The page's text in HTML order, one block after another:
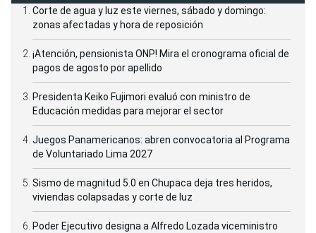
Corte de agua y luz este viernes, sábado y domingo:
zonas afectadas y hora de reposición
¡Atención, pensionista ONP! Mira el cronograma oficial de
pagos de agosto por apellido
Presidenta Keiko Fujimori evaluó con ministro de
Educación medidas para mejorar el sector
Juegos Panamericanos: abren convocatoria al Programa
de Voluntariado Lima 2027
Sismo de magnitud 5.0 en Chupaca deja tres heridos,
viviendas colapsadas y corte de luz
Poder Ejecutivo designa a Alfredo Lozada viceministro